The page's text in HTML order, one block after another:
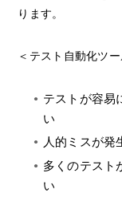
ります。
＜テスト自動化ツ
テストが容易
い
人的ミスが発
多くのテスト
い